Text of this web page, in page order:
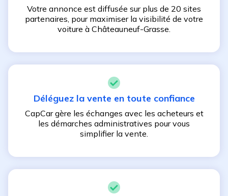
Votre annonce est diffusée sur plus de 20 sites
partenaires, pour maximiser la visibilité de votre
voiture à Châteauneuf-Grasse.
Déléguez la vente en toute confiance
CapCar gère les échanges avec les acheteurs et
les démarches administratives pour vous
simplifier la vente.